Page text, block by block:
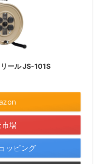
ール JS-101S
場
ッピング